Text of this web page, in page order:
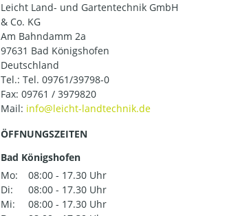
Leicht Land- und Gartentechnik GmbH
& Co. KG
Am Bahndamm 2a
97631 Bad Königshofen
Deutschland
Tel.: Tel. 09761/39798-0
Fax: 09761 / 3979820
Mail:
ÖFFNUNGSZEITEN
Bad Königshofen
Mo:
08:00 - 17.30 Uhr
Di:
08:00 - 17.30 Uhr
Mi:
08:00 - 17.30 Uhr